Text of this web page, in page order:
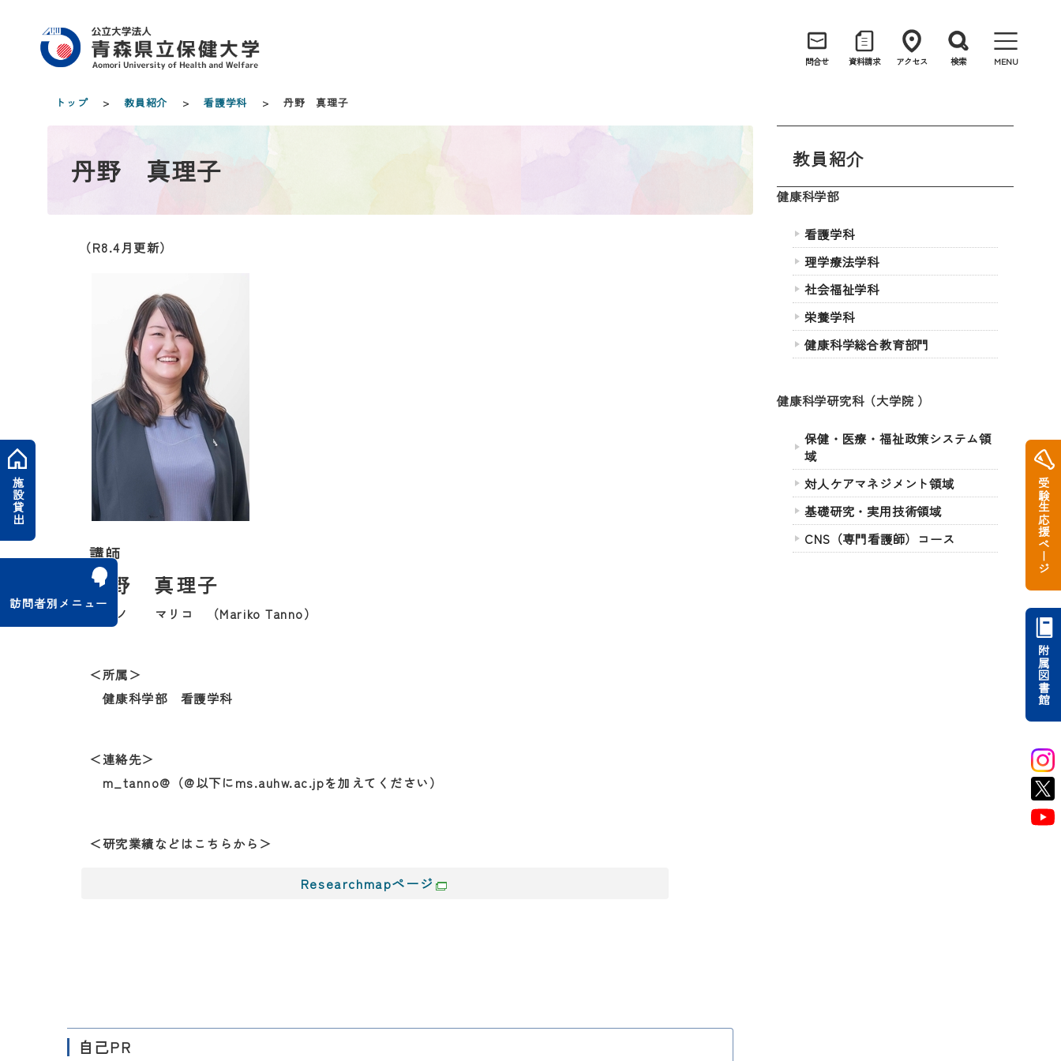
問合せ 資料請求 アクセス 検索 MENU
トップ>教員紹介 >看護学科 > 丹野 真理子
丹野 真理子
（R8.4月更新）
講師
丹野 真理子
タンノ マリコ （Mariko Tanno）
＜所属＞
健康科学部 看護学科
＜連絡先＞
m_tanno@（@以下にms.auhw.ac.jpを加えてください）
＜研究業績などはこちらから＞
Researchmapページ
自己PR
教員紹介
健康科学部
看護学科
理学療法学科
社会福祉学科
栄養学科
健康科学総合教育部門
健康科学研究科（大学院 ）
保健・医療・福祉政策システム領
域
対人ケアマネジメント領域
基礎研究・実用技術領域
CNS（専門看護師）コース
受験生応援ページ
附属図書館
施設貸出
訪問者別メニュー